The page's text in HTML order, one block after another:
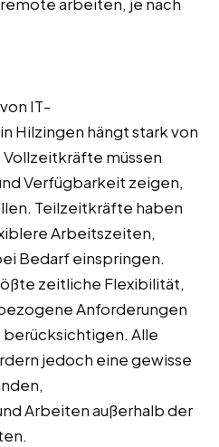
IT-
Hilzingen hängt stark von
müssen
Verfügbarkeit zeigen,
Teilzeitkräfte haben
Arbeitszeiten,
Bedarf einspringen.
zeitliche Flexibilität,
Anforderungen
Alle
jedoch eine gewisse
Arbeiten außerhalb der